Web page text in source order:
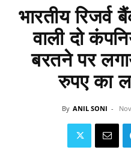
भारतीय
वाली दो
बरतने पर
रुपए का
By ANIL SONI -